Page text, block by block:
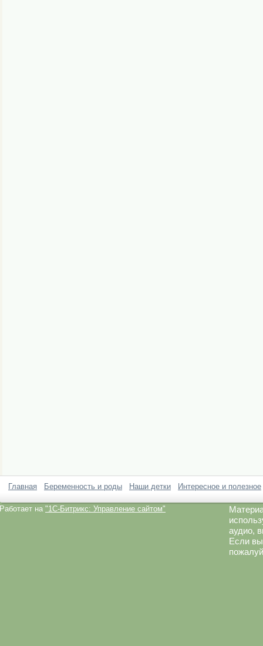
Главная Беременность и роды Наши детки Интересное и полезное
Работает на "1C-Битрикс: Управление сайтом"
аудио,
Если вы